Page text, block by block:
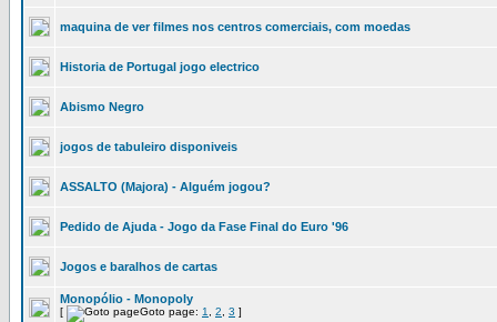
maquina de ver filmes nos centros comerciais, com moedas
Historia de Portugal jogo electrico
Abismo Negro
jogos de tabuleiro disponiveis
ASSALTO (Majora) - Alguém jogou?
Pedido de Ajuda - Jogo da Fase Final do Euro '96
Jogos e baralhos de cartas
Monopólio - Monopoly
[ Goto page: 1 2 3 ]